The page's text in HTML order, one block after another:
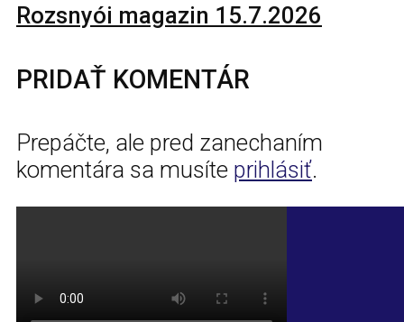
Rozsnyói magazin 15.7.2026
PRIDAŤ KOMENTÁR
Prepáčte, ale pred zanechaním
komentára sa musíte prihlásiť.